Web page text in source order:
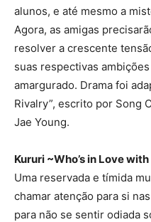
alunos, e até mesmo a
Agora, as amigas
resolver a crescente
suas respectivas
amargurado. Drama foi
Rivalry”, escrito por Song
Jae Young.
Kururi ~Who’s in Love
Uma reservada e tímida
chamar atenção para si
para não se sentir odiada